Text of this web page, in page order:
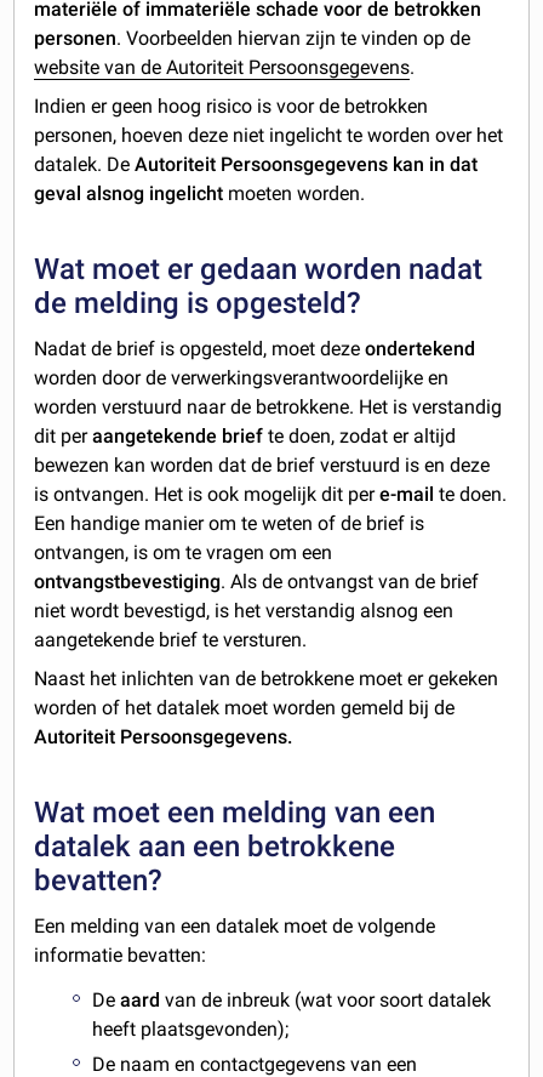
materiële of immateriële schade voor de betrokken
personen. Voorbeelden hiervan zijn te vinden op de
website van de Autoriteit Persoonsgegevens.
Indien er geen hoog risico is voor de betrokken
personen, hoeven deze niet ingelicht te worden over het
datalek. DeAutoriteit Persoonsgegevens kan in dat
geval alsnog ingelicht moeten worden.
Wat moet er gedaan worden nadat
de melding is opgesteld?
Nadat de brief is opgesteld, moet dezeondertekend
worden door de verwerkingsverantwoordelijke en
worden verstuurd naar de betrokkene. Het is verstandig
dit peraangetekende brief te doen, zodat er altijd
bewezen kan worden dat de brief verstuurd is en deze
is ontvangen. Het is ook mogelijk dit pere-mail te doen.
Een handige manier om te weten of de brief is
ontvangen, is om te vragen om een
ontvangstbevestiging. Als de ontvangst van de brief
niet wordt bevestigd, is het verstandig alsnog een
aangetekende brief te versturen.
Naast het inlichten van de betrokkene moet er gekeken
worden of het datalek moet worden gemeld bij de
Autoriteit Persoonsgegevens.
Wat moet een melding van een
datalek aan een betrokkene
bevatten?
Een melding van een datalek moet de volgende
informatie bevatten:
Deaard van de inbreuk (wat voor soort datalek
heeft plaatsgevonden);
De naam en contactgegevens van een